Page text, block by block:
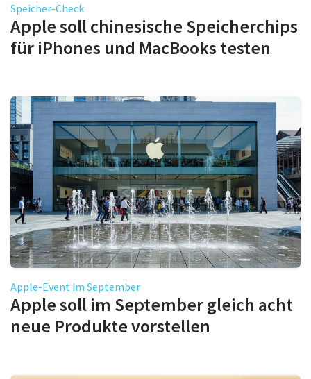
Speicher-Check
Apple soll chinesische Speicherchips
für iPhones und MacBooks testen
Apple-Event im September
Apple soll im September gleich acht
neue Produkte vorstellen